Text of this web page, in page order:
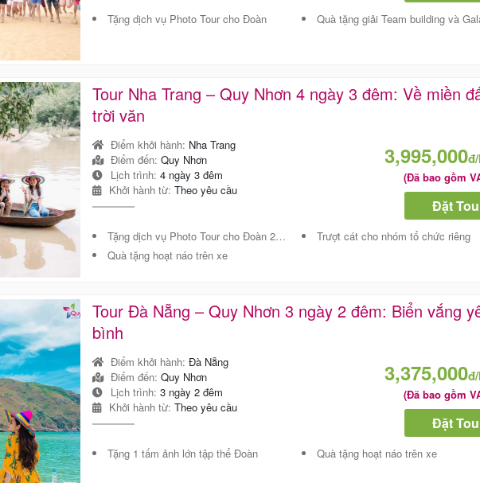
Tặng dịch vụ Photo Tour cho Đoàn Quà tặng giải Team building và Gala
Tour Nha Trang – Quy Nhơn 4 ngày 3 đêm: Về miền
trời văn
Điểm khởi hành: Nha Trang
Điểm đến: Quy Nhơn
Lịch trình: 4 ngày 3 đêm
Khởi hành từ: Theo yêu cầu
3,995,000
(Đã bao gồm
Đặt
Tặng dịch vụ Photo Tour cho Đoàn 20 khách trở lên
Trượt cát cho nhóm tổ chức riêng
Quà tặng hoạt náo trên xe
Tour Đà Nẵng – Quy Nhơn 3 ngày 2 đêm: Biển vắng
bình
Điểm khởi hành: Đà Nẵng
Điểm đến: Quy Nhơn
Lịch trình: 3 ngày 2 đêm
Khởi hành từ: Theo yêu cầu
3,375,000
(Đã bao gồm
Đặt
Tặng 1 tấm ảnh lớn tập thể Đoàn Quà tặng hoạt náo trên xe